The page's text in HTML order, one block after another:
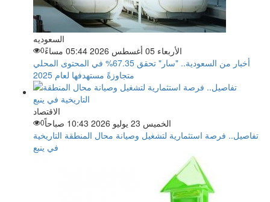
السعوديه
الأربعاء 05 أغسطس 2026 05:44 مساءً
0
أخبار من السعودية.. "سار" تحقق 67.35% في المحتوى المحلي
متجاوزةً مستهدفها لعام 2025
الاقتصاد
الخميس 23 يوليو 2026 10:43 صباحاً
0
تفاصيل.. فرصة استثمارية لتشغيل وصيانة محال المنطقة التاريخية
في ينبع